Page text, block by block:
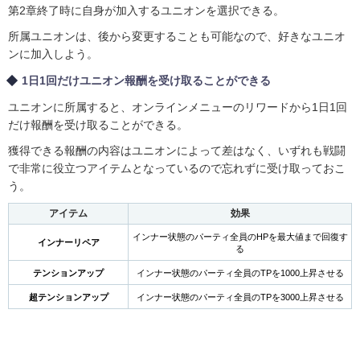
第2章終了時に自身が加入するユニオンを選択できる。
所属ユニオンは、後から変更することも可能なので、好きなユニオ
ンに加入しよう。
1日1回だけユニオン報酬を受け取ることができる
ユニオンに所属すると、オンラインメニューのリワードから1日1回
だけ報酬を受け取ることができる。
獲得できる報酬の内容はユニオンによって差はなく、いずれも戦闘
で非常に役立つアイテムとなっているので忘れずに受け取っておこ
う。
アイテム 効果
インナーリペア
インナー状態のパーティ全員のHPを最大値まで回復す
る
テンションアップ インナー状態のパーティ全員のTPを1000上昇させる
超テンションアップ インナー状態のパーティ全員のTPを3000上昇させる